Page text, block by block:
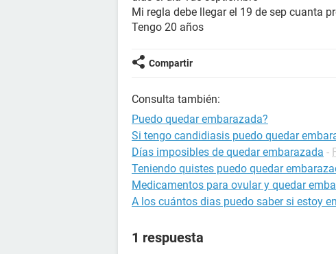
Mi regla debe llegar el 19 de sep cuanta
Tengo 20 años
Compartir
Consulta también:
Puedo quedar embarazada?
Si tengo candidiasis puedo quedar
Días imposibles de quedar embarazada -
Teniendo quistes puedo quedar
Medicamentos para ovular y quedar
A los cuántos dias puedo saber si estoy
1 respuesta